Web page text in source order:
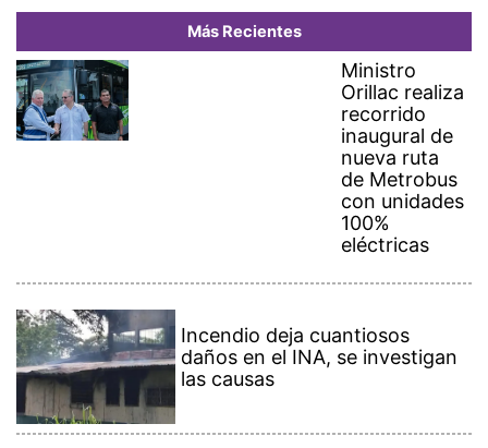
Más Recientes
Ministro
Orillac realiza
recorrido
inaugural de
nueva ruta
de Metrobus
con unidades
100%
eléctricas
daños en el INA, se investigan
las causas